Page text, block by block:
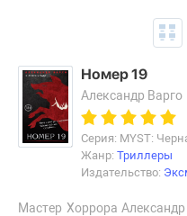
Номер 19
Александр Варго
Серия: MYST:
Жанр: Триллеры
Издательство:
Мастер Хоррора